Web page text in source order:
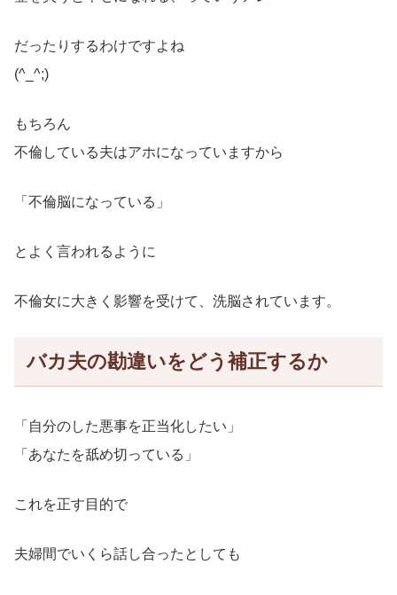
だったりするわけですよね
(^_^;)
もちろん
不倫している夫はアホになっていますから
「不倫脳になっている」
とよく言われるように
不倫女に大きく影響を受けて、洗脳されています。
バカ夫の勘違いをどう補正するか
「自分のした悪事を正当化したい」
「あなたを舐め切っている」
これを正す目的で
夫婦間でいくら話し合ったとしても